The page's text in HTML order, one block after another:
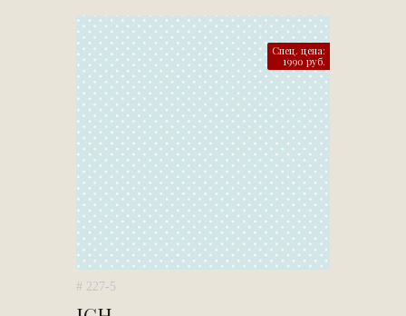
Спец. цена:
1990 руб.
# 227-5